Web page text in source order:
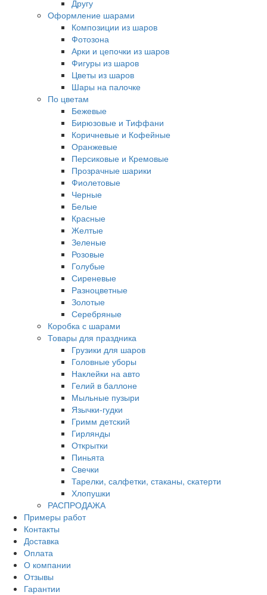
Другу
Оформление шарами
Композиции из шаров
Фотозона
Арки и цепочки из шаров
Фигуры из шаров
Цветы из шаров
Шары на палочке
По цветам
Бежевые
Бирюзовые и Тиффани
Коричневые и Кофейные
Оранжевые
Персиковые и Кремовые
Прозрачные шарики
Фиолетовые
Черные
Белые
Красные
Желтые
Зеленые
Розовые
Голубые
Сиреневые
Разноцветные
Золотые
Серебряные
Коробка с шарами
Товары для праздника
Грузики для шаров
Головные уборы
Наклейки на авто
Гелий в баллоне
Мыльные пузыри
Язычки-гудки
Гримм детский
Гирлянды
Открытки
Пиньята
Свечки
Тарелки, салфетки, стаканы, скатерти
Хлопушки
РАСПРОДАЖА
Примеры работ
Контакты
Доставка
Оплата
О компании
Отзывы
Гарантии